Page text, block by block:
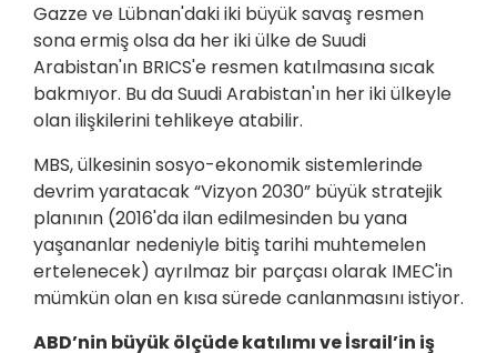
Gazze ve Lübnan'daki iki büyük savaş resmen
sona ermiş olsa da her iki ülke de Suudi
Arabistan'ın BRICS'e resmen katılmasına sıcak
bakmıyor. Bu da Suudi Arabistan'ın her iki ülkeyle
olan ilişkilerini tehlikeye atabilir.
MBS, ülkesinin sosyo-ekonomik sistemlerinde
devrim yaratacak “Vizyon 2030” büyük stratejik
planının (2016'da ilan edilmesinden bu yana
yaşananlar nedeniyle bitiş tarihi muhtemelen
ertelenecek) ayrılmaz bir parçası olarak IMEC'in
mümkün olan en kısa sürede canlanmasını istiyor.
ABD’nin büyük ölçüde katılımı ve İsrail’in iş